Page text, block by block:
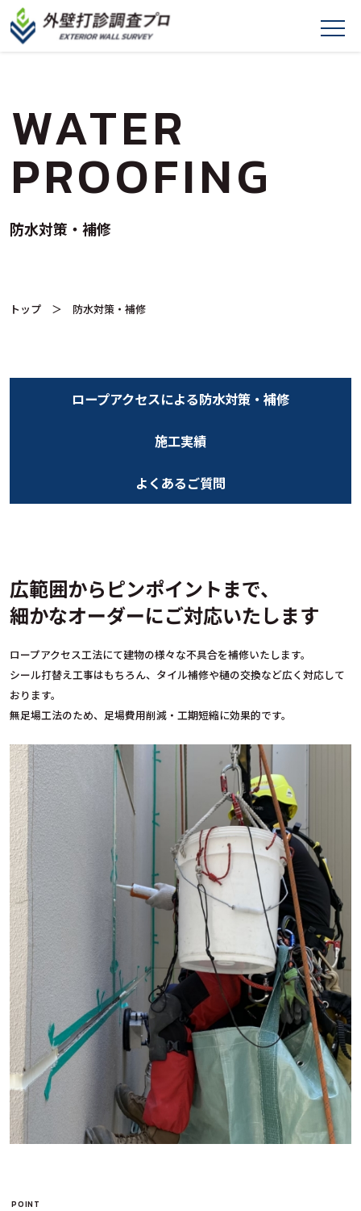
WATER
PROOFING
防水対策・補修
トップ ＞ 防水対策・補修
ロープアクセスによる防水対策・補修
施工実績
よくあるご質問
広範囲からピンポイントまで、
細かなオーダーにご対応いたします
ロープアクセス工法にて建物の様々な不具合を補修いたします。
シール打替え工事はもちろん、タイル補修や樋の交換など広く対応して
おります。
無足場工法のため、足場費用削減・工期短縮に効果的です。
POINT